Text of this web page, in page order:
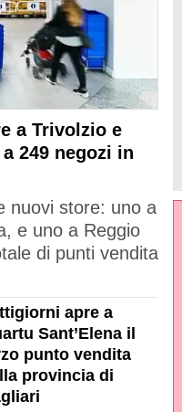
a Trivolzio e
249 negozi in
nuovi store: uno a
e uno a Reggio
di punti vendita
apre a
Sant’Elena il
punto vendita
provincia di